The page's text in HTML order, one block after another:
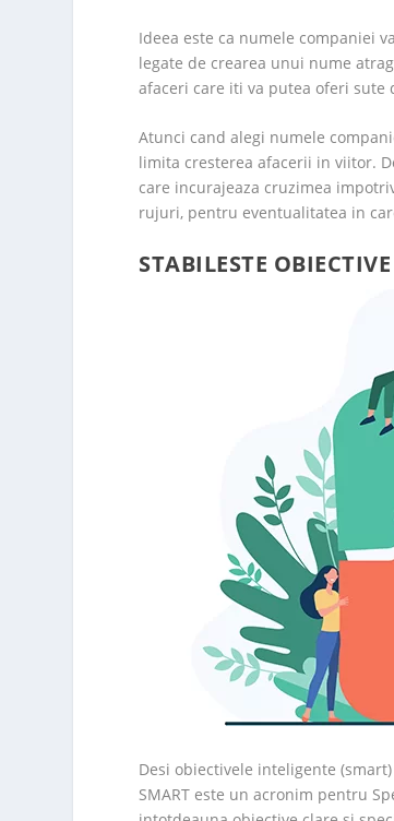
Ideea este ca numele companiei
legate de crearea unui nume
afaceri care iti va putea oferi sute
Atunci cand alegi numele
limita cresterea afacerii in viitor.
care incurajeaza cruzimea
rujuri, pentru eventualitatea in
STABILESTE
Desi obiectivele inteligente
SMART este un acronim pentru